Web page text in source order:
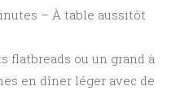
– À table aussitôt
flatbreads ou un grand à
en dîner léger avec de